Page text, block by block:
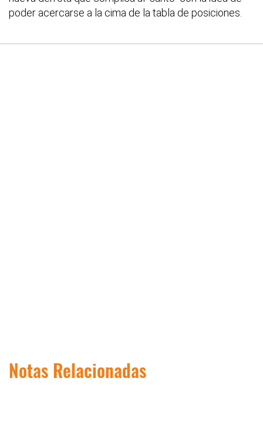
poder acercarse a la cima de la tabla de posiciones.
Notas Relacionadas